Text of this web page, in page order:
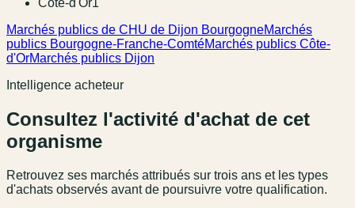
Côte-d'Or1
Marchés publics de CHU de Dijon BourgogneMarchés
publics Bourgogne-Franche-ComtéMarchés publics Côte-
d'OrMarchés publics Dijon
Intelligence acheteur
Consultez l'activité d'achat de cet
organisme
Retrouvez ses marchés attribués sur trois ans et les types
d'achats observés avant de poursuivre votre qualification.